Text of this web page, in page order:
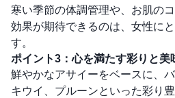
寒い季節の体調管理や、お肌の
効果が期待できるのは、女性に
す。
ポイント3：心を満たす彩りと美
鮮やかなアサイーをベースに、
キウイ、プルーンといった彩り